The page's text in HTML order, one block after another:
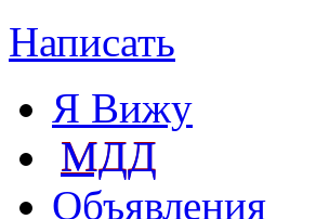
Написать
Я Вижу
МДД
Объявления